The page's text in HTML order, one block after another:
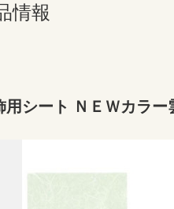
情報
用シート ＮＥＷカラー